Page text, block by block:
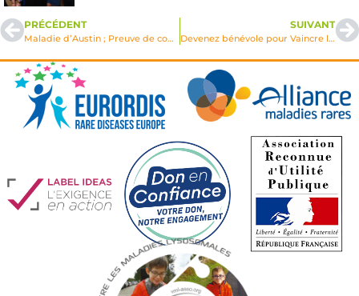
PRÉCÉDENT
Maladie d’Austin ; Preuve de concept de l’efficacité du vecteur viral scAAV9/SUMF1 chez un modèle souris
SUIVANT
Devenez bénévole pour Vaincre les Maladies Lysosomales